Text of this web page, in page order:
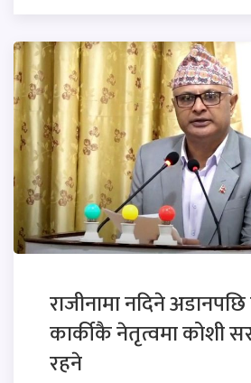
राजीनामा नदिने
कार्कीकै नेतृत्वमा कोशी
रहने